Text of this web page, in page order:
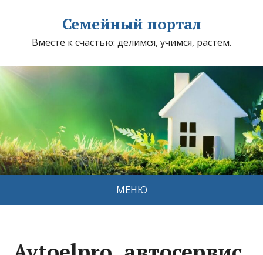
Семейный портал
Вместе к счастью: делимся, учимся, растем.
МЕНЮ